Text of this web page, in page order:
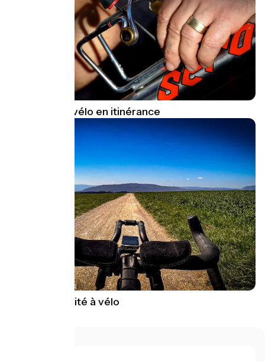
Réparer son vélo en itinérance
GPS et sécurité à vélo